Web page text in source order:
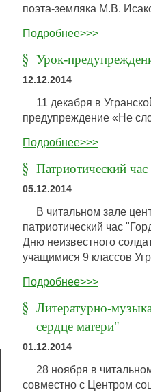
поэта-земляка М.В.
Подробнее>>>
Урок-
12.12.2014
11 декабря в
предупреждение «Не
Подробнее>>>
Патриотический
05.12.2014
В читальном зале
патриотический час
Дню неизвестного
учащимися 9 классов
Подробнее>>>
Литературно-
сердце матери"
01.12.2014
28 ноября в
совместно с Центром